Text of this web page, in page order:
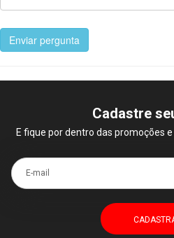
Enviar pergunta
Cadastre
E fique por dentro das promoções
E-mail